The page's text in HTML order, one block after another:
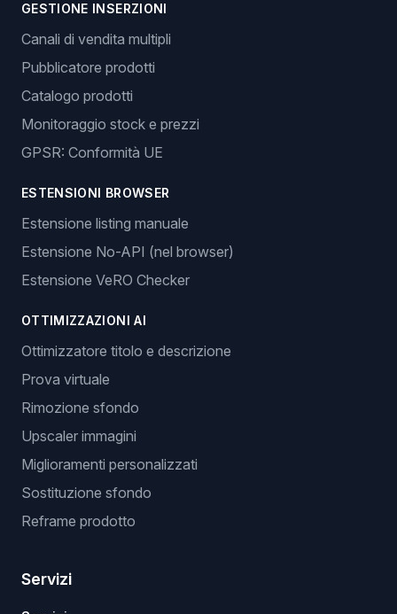
GESTIONE INSERZIONI
Canali di vendita multipli
Pubblicatore prodotti
Catalogo prodotti
Monitoraggio stock e prezzi
GPSR: Conformità UE
ESTENSIONI BROWSER
Estensione listing manuale
Estensione No-API (nel browser)
Estensione VeRO Checker
OTTIMIZZAZIONI AI
Ottimizzatore titolo e descrizione
Prova virtuale
Rimozione sfondo
Upscaler immagini
Miglioramenti personalizzati
Sostituzione sfondo
Reframe prodotto
Servizi